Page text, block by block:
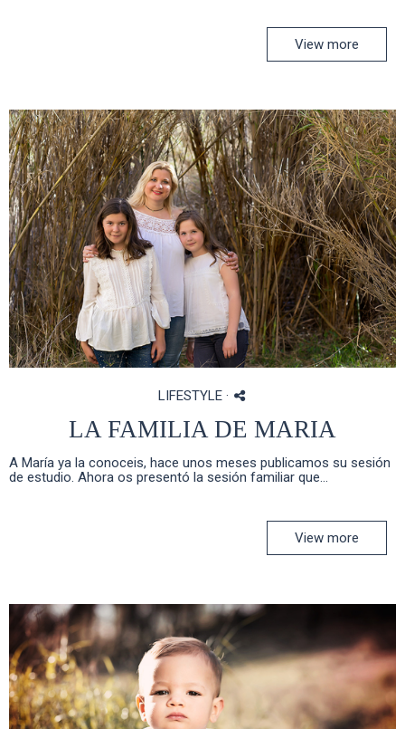
View more
LIFESTYLE ·
LA FAMILIA DE MARIA
A María ya la conoceis, hace unos meses publicamos su sesión
de estudio. Ahora os presentó la sesión familiar que...
View more